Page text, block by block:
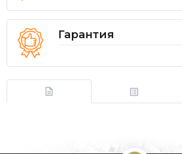
Гарантия